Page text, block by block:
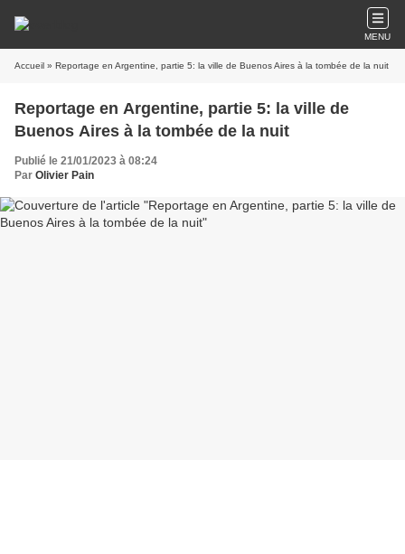
MENU
Accueil » Reportage en Argentine, partie 5: la ville de Buenos Aires à la tombée de la nuit
Reportage en Argentine, partie 5: la ville de
Buenos Aires à la tombée de la nuit
Publié le 21/01/2023 à 08:24
Par Olivier Pain